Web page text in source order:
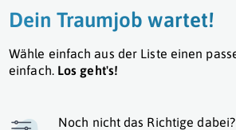
Dein Traumjob wartet!
Wähle einfach aus der Liste einen
einfach. Los geht's!
Noch nicht das Richtige